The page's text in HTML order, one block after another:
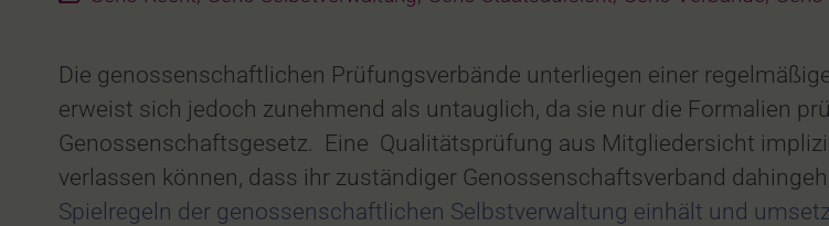
Die genossenschaftlichen Prüfungsverbände unterliegen einer
erweist sich jedoch zunehmend als untauglich, da sie nur die Formalien
Genossenschaftsgesetz. Eine Qualitätsprüfung aus Mitgliedersicht
verlassen können, dass ihr zuständiger Genossenschaftsverband
Spielregeln der genossenschaftlichen Selbstverwaltung einhält und